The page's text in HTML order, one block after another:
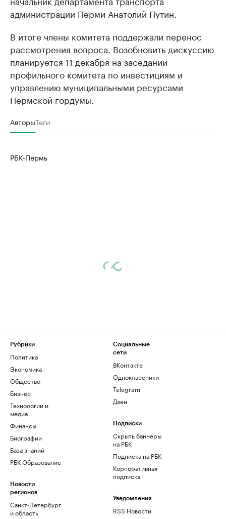
администрации Перми Анатолий Путин.
В итоге члены комитета поддержали перенос
рассмотрения вопроса. Возобновить дискуссию
планируется 11 декабря на заседании
профильного комитета по инвестициям и
управлению муниципальными ресурсами
Пермской гордумы.
АвторыТеги
РБК-Пермь
Рубрики
Политика
Экономика
Общество
Бизнес
Технологии и
медиа
Финансы
Биографии
База знаний
РБК Образование
Новости
регионов
Санкт-Петербург
и область
Социальные
сети
ВКонтакте
Одноклассники
Telegram
Дзен
Подписки
Скрыть баннеры
на РБК
Подписка на РБК
Корпоративная
подписка
Уведомления
RSS Новости